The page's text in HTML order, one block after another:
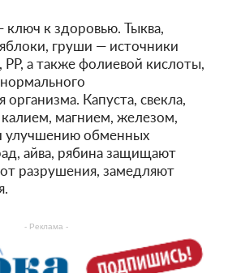
к здоровью. Тыква,
груши — источники
PP, а также фолиевой кислоты,
Капуста, свекла,
магнием, железом,
улучшению обменных
айва, рябина защищают
разрушения, замедляют
- Реклама -